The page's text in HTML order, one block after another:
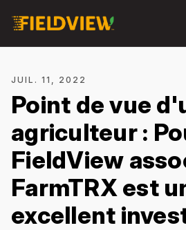
JUIL. 11, 2022
Point de vue
agriculteur :
FieldView
FarmTRX est
excellent